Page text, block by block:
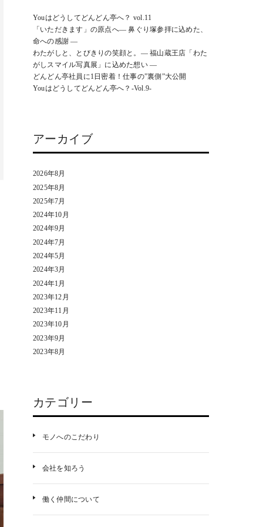
Youはどうしてどんどん亭へ？ vol.11
「いただきます」の原点へ― 鼻ぐり塚参拝に込めた、
命への感謝 ―
わたがしと、とびきりの笑顔と。― 福山蔵王店「わた
がしスマイル写真展」に込めた想い ―
どんどん亭社員に1日密着！仕事の”裏側”大公開
Youはどうしてどんどん亭へ？-Vol.9-
アーカイブ
2026年8月
2025年8月
2025年7月
2024年10月
2024年9月
2024年7月
2024年5月
2024年3月
2024年1月
2023年12月
2023年11月
2023年10月
2023年9月
2023年8月
カテゴリー
モノへのこだわり
会社を知ろう
働く仲間について